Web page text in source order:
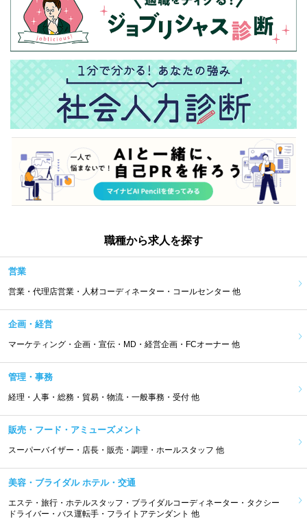
職種から求人を探す
営業
営業・代理店営業・人材コーディネーター・コールセンター 他
企画・経営
マーケティング・企画・宣伝・MD・経営企画・FCオーナー 他
管理・事務
経理・人事・総務・貿易・物流・一般事務・受付 他
販売・フード・アミューズメント
スーパーバイザー・店長・販売・調理・ホールスタッフ 他
美容・ブライダル ホテル・交通
エステ・旅行・ホテルスタッフ・ブライダルコーディネーター・タクシー
ドライバー・バス運転手・フライトアテンダント 他